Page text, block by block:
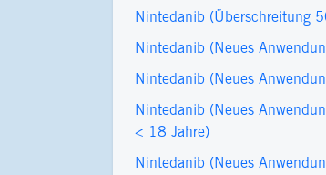
Nintedanib (Überschreitung
Nintedanib (Neues
Nintedanib (Neues
Nintedanib (Neues
< 18 Jahre)
Nintedanib (Neues